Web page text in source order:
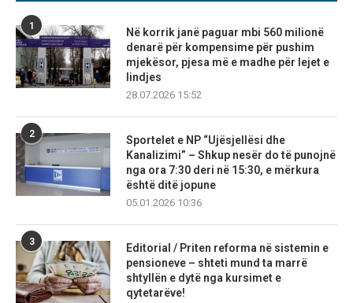
1
Në korrik janë paguar mbi 560 milionë
denarë për kompensime për pushim
mjekësor, pjesa më e madhe për lejet e
lindjes
28.07.2026 15:52
2
Sportelet e NP “Ujësjellësi dhe
Kanalizimi” – Shkup nesër do të punojnë
nga ora 7:30 deri në 15:30, e mërkura
është ditë jopune
05.01.2026 10:36
3
Editorial / Priten reforma në sistemin e
pensioneve – shteti mund ta marrë
shtyllën e dytë nga kursimet e
qytetarëve!